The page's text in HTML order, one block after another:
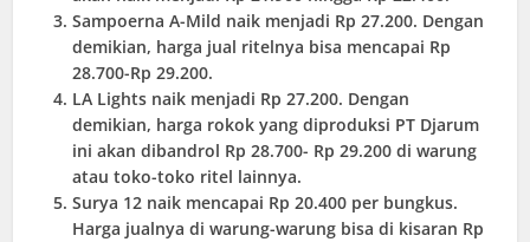
Sampoerna A-Mild naik menjadi Rp 27.200. Dengan
demikian, harga jual ritelnya bisa mencapai Rp
28.700-Rp 29.200.
LA Lights naik menjadi Rp 27.200. Dengan
demikian, harga rokok yang diproduksi PT Djarum
ini akan dibandrol Rp 28.700- Rp 29.200 di warung
atau toko-toko ritel lainnya.
Surya 12 naik mencapai Rp 20.400 per bungkus.
Harga jualnya di warung-warung bisa di kisaran Rp